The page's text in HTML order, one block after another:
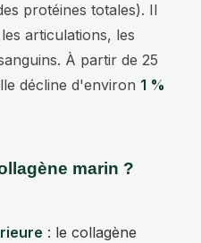
protéines totales). Il
articulations, les
À partir de 25
décline d'environ 1 %
marin ?
: le collagène